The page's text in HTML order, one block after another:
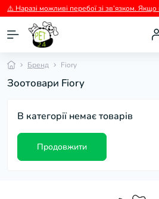
Бренд Fiory
Зоотовари Fiory
В категорії немає товарів
Продовжити